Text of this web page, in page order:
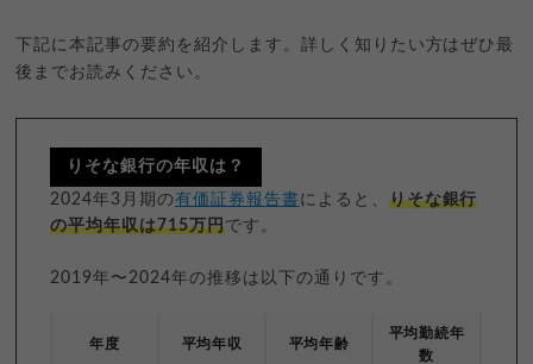
下記に本記事の要約を紹介します。詳しく知りたい方はぜひ最
後までお読みください。
りそな銀行の年収は？
2024年3月期の有価証券報告書によると、 りそな銀行
の平均年収は715万円です。
2019年〜2024年の推移は以下の通りです。
年度 平均年収 平均年齢
平均勤続年
数